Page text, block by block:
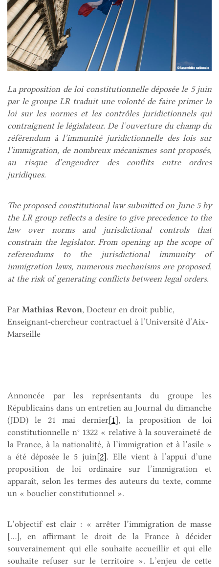
La proposition de loi constitutionnelle déposée le 5 juin
par le groupe LR traduit une volonté de faire primer la
loi sur les normes et les contrôles juridictionnels qui
contraignent le législateur. De l’ouverture du champ du
référendum à l’immunité juridictionnelle des lois sur
l’immigration, de nombreux mécanismes sont proposés,
au risque d’engendrer des conflits entre ordres
juridiques.
The proposed constitutional law submitted on June 5 by
the LR group reflects a desire to give precedence to the
law over norms and jurisdictional controls that
constrain the legislator. From opening up the scope of
referendums to the jurisdictional immunity of
immigration laws, numerous mechanisms are proposed,
at the risk of generating conflicts between legal orders.
Par Mathias Revon, Docteur en droit public,
Enseignant-chercheur contractuel à l’Université d’Aix-
Marseille
Annoncée par les représentants du groupe les
Républicains dans un entretien au Journal du dimanche
(JDD) le 21 mai dernier[1], la proposition de loi
constitutionnelle n° 1322 « relative à la souveraineté de
la France, à la nationalité, à l’immigration et à l’asile »
a été déposée le 5 juin[2]. Elle vient à l’appui d’une
proposition de loi ordinaire sur l’immigration et
apparaît, selon les termes des auteurs du texte, comme
un « bouclier constitutionnel ».
L’objectif est clair : « arrêter l’immigration de masse
[…], en affirmant le droit de la France à décider
souverainement qui elle souhaite accueillir et qui elle
souhaite refuser sur le territoire ». L’enjeu de cette